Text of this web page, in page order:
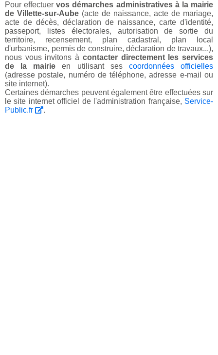
Pour effectuervos démarches administratives à la mairie
de Villette-sur-Aube (acte de naissance, acte de mariage,
acte de décès, déclaration de naissance, carte d'identité,
passeport, listes électorales, autorisation de sortie du
territoire, recensement, plan cadastral, plan local
d'urbanisme, permis de construire, déclaration de travaux...),
nous vous invitons à contacter directement les services
de la mairie en utilisant ses coordonnées officielles
(adresse postale, numéro de téléphone, adresse e-mail ou
site internet).
Certaines démarches peuvent également être effectuées sur
le site internet officiel de l'administration française, Service-
Public.fr
.